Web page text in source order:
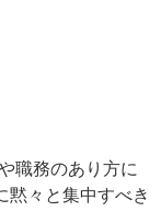
職務のあり方に
黙々と集中すべき